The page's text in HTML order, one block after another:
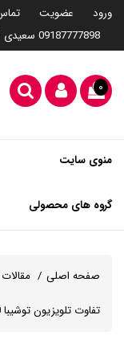
ورود عضویت
09187777898 سعیدی 09185568481
۰
منوی سایت
گروه های محصولی
صفحه اصلی مقالات
تفاوت تلویزیون توشیبا U7950 و U5965